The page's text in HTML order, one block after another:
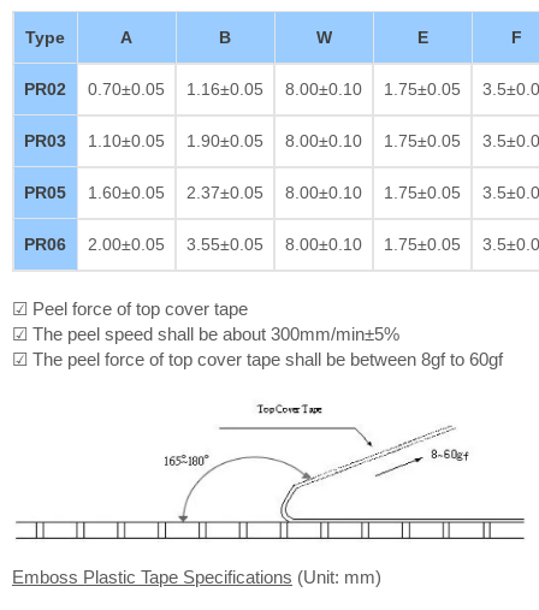
Type A B W E F
PR02 0.70±0.05 1.16±0.05 8.00±0.10 1.75±0.05
PR03 1.10±0.05 1.90±0.05 8.00±0.10 1.75±0.05
PR05 1.60±0.05 2.37±0.05 8.00±0.10 1.75±0.05
PR06 2.00±0.05 3.55±0.05 8.00±0.10 1.75±0.05
☑ Peel force of top cover tape
☑ The peel speed shall be about 300mm/min±5%
☑ The peel force of top cover tape shall be between 8gf to 60gf
Emboss Plastic Tape Specifications (Unit: mm)